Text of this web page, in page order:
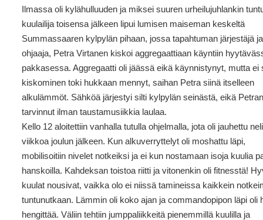
Ilmassa oli kylähulluuden ja miksei suuren urheilujuhlankin
kuulailija toisensa jälkeen lipui lumisen maiseman keskeltä
Summassaaren kylpylän pihaan, jossa tapahtuman järjestäjä ja
ohjaaja, Petra Virtanen kiskoi aggregaattiaan käyntiin
pakkasessa. Aggregaatti oli jäässä eikä käynnistynyt, mutta ei
kiskominen toki hukkaan mennyt, saihan Petra siinä itselleen
alkulämmöt. Sähköä järjestyi silti kylpylän seinästä, eikä
tarvinnut ilman taustamusiikkia laulaa.
Kello 12 aloitettiin vanhalla tutulla ohjelmalla, jota oli jauhettu
viikkoa joulun jälkeen. Kun alkuverryttelyt oli moshattu läpi,
mobilisoitiin nivelet notkeiksi ja ei kun nostamaan isoja kuulia
hanskoilla. Kahdeksan toistoa riitti ja vitonenkin oli fitnesstä!
kuulat nousivat, vaikka olo ei niissä tamineissa kaikkein
tuntunutkaan. Lämmin oli koko ajan ja commandopipon läpi oli
hengittää. Väliin tehtiin jumppaliikkeitä pienemmillä kuulilla ja